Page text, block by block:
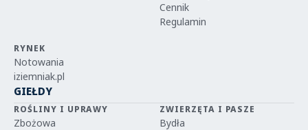
Cennik
Regulamin
RYNEK
Notowania
iziemniak.pl
GIEŁDY
ROŚLINY I UPRAWY
Zbożowa
ZWIERZĘTA I PASZE
Bydła